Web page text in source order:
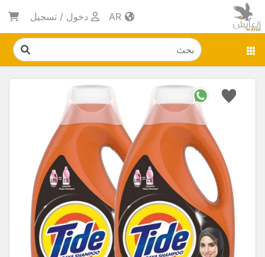
دخول / تسجيل